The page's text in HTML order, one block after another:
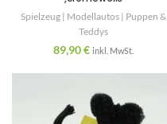
Spielzeug | Modellautos | Puppen &
Teddys
89,90€ inkl. MwSt.